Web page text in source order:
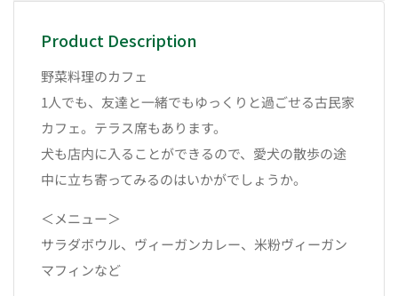
Product Description
野菜料理のカフェ
1人でも、友達と一緒でもゆっくりと過ごせる古民家
カフェ。テラス席もあります。
犬も店内に入ることができるので、愛犬の散歩の途
中に立ち寄ってみるのはいかがでしょうか。
＜メニュー＞
サラダボウル、ヴィーガンカレー、米粉ヴィーガン
マフィンなど